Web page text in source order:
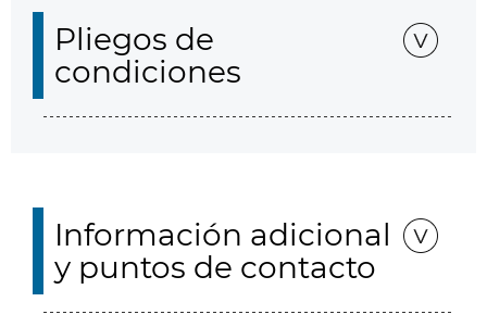
Pliegos de
condiciones
Información adicional
y puntos de contacto